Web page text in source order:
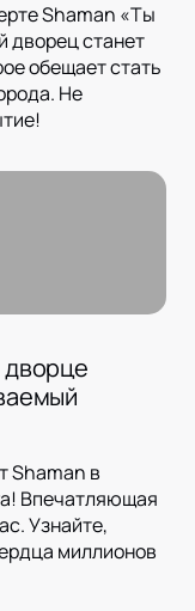
Shaman «Ты
дворец станет
обещает стать
Не
Shaman в
Впечатляющая
Узнайте,
миллионов